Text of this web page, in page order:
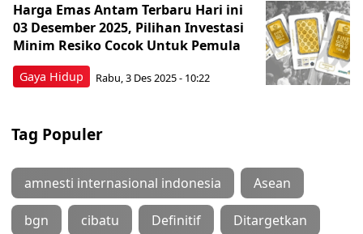
Gaya Hidup
Harga Emas Antam Terbaru Hari ini
03 Desember 2025, Pilihan Investasi
Minim Resiko Cocok Untuk Pemula
Rabu, 3 Des 2025 - 10:22
Tag Populer
amnesti internasional indonesia Asean
bgn cibatu Definitif Ditargetkan